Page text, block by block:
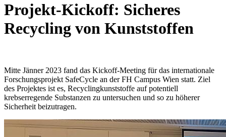
Projekt-Kickoff: Sicheres
Recycling von Kunststoffen
Mitte Jänner 2023 fand das Kickoff-Meeting für das internationale
Forschungsprojekt SafeCycle an der FH Campus Wien statt. Ziel
des Projektes ist es, Recyclingkunststoffe auf potentiell
krebserregende Substanzen zu untersuchen und so zu höherer
Sicherheit beizutragen.